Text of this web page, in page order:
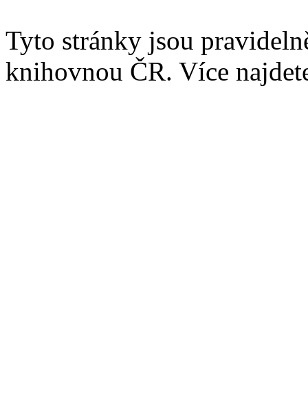
Tyto stránky jsou
knihovnou ČR. Více